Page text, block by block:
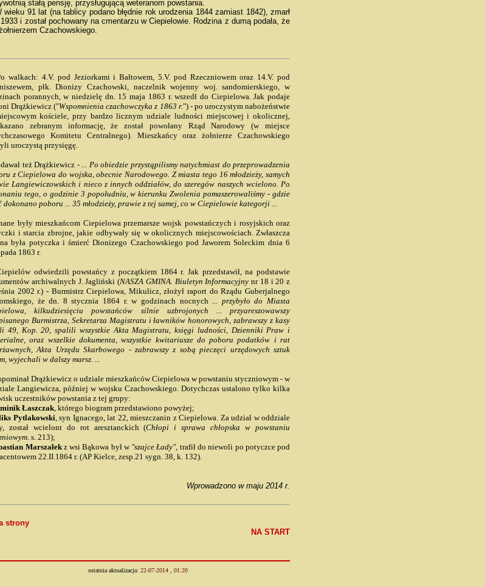
stałą pensję, przysługującą weteranom powstania.
91 lat (na tablicy podano błędnie rok urodzenia 1844 zamiast 1842), zmarł
i został pochowany na cmentarzu w Ciepielowie. Rodzina z dumą podała, że
Czachowskiego.
walkach: 4.V. pod Jeziorkami i Bałtowem, 5.V. pod Rzeczniowem oraz 14.V. pod
płk. Dionizy Czachowski, naczelnik wojenny woj. sandomierskiego, w
porannych, w niedzielę dn. 15 maja 1863 r. wszedł do Ciepielowa. Jak podaje
Drążkiewicz ("Wspomnienia czachowczyka z 1863 r.") - po uroczystym nabożeństwie
kościele, przy bardzo licznym udziale ludności miejscowej i okolicznej,
zebranym informację, że został powołany Rząd Narodowy (w miejsce
Komitetu Centralnego). Mieszkańcy oraz żołnierze Czachowskiego
uroczystą przysięgę.
też Drążkiewicz -... Po obiedzie przystąpilismy natychmiast do przeprowadzenia
z Ciepielowa do wojska, obecnie Narodowego. Z miasta tego 16 młodzieży, samych
Langiewiczowskich i nieco z innych oddziałów, do szeregów naszych wcielono. Po
tego, o godzinie 3 popołudniu, w kierunku Zwolenia pomaszerowaliśmy - gdzie
dokonano poboru ... 35 młodzieży, prawie z tej samej, co w Ciepielowie kategorji ...
były mieszkańcom Ciepielowa przemarsze wojsk powstańczych i rosyjskich oraz
i starcia zbrojne, jakie odbywały się w okolicznych miejscowościach. Zwłaszcza
była potyczka i śmierć Dionizego Czachowskiego pod Jaworem Soleckim dnia 6
1863 r.
odwiedzili powstańcy z początkiem 1864 r. Jak przedstawił, na podstawie
archiwalnych J. Jagliński (NASZA GMINA. Biuletyn Informacyjny nr 18 i 20 z
2002 r.) - Burmistrz Ciepielowa, Mikulicz, złożył raport do Rządu Guberjalnego
że dn. 8 stycznia 1864 r. w godzinach nocnych... przybyło do Miasta
kilkudziesięciu powstańców silnie uzbrojonych ... przyareszowawszy
Burmistrza, Sekretarza Magistratu i ławników honorowych, zabrawszy z kasy
49, Kop. 20, spalili wszystkie Akta Magistratu, księgi ludności, Dzienniki Praw i
oraz wszelkie dokumenta, wszystkie kwitariusze do poboru podatków i rat
Akta Urzędu Skarbowego - zabrawszy z sobą pieczęci urzędowych sztuk
wyjechali w dalszy marsz. ...
Drążkiewicz o udziale mieszkańców Ciepielowa w powstaniu styczniowym - w
Langiewicza, później w wojsku Czachowskiego. Dotychczas ustalono tylko kilka
uczestników powstania z tej grupy:
Łaszczak, którego biogram przedstawiono powyżej;
Pytlakowski, syn Ignacego, lat 22, mieszczanin z Ciepielowa. Za udział w oddziale
został wcielont do rot aresztanckich (Chłopi i sprawa chłopska w powstaniu
s. 213);
Marszałekz wsi Bąkowa był w "szajce Łady", trafił do niewoli po potyczce pod
22.II.1864 r. (AP Kielce, zesp.21 sygn. 38, k. 132).
Wprowadzono w maju 2014 r.
strony
NA START
ostatnia aktualizacja: 22-07-2014 , 01:20